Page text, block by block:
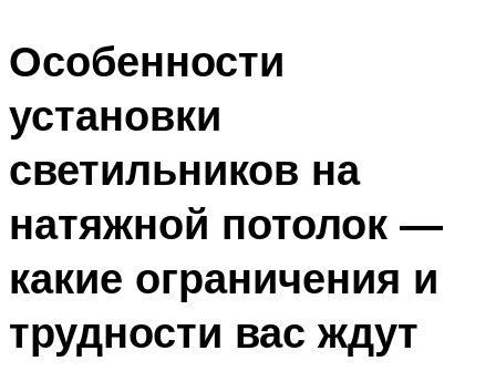
Особенности
установки
светильников на
натяжной потолок —
какие ограничения и
трудности вас ждут